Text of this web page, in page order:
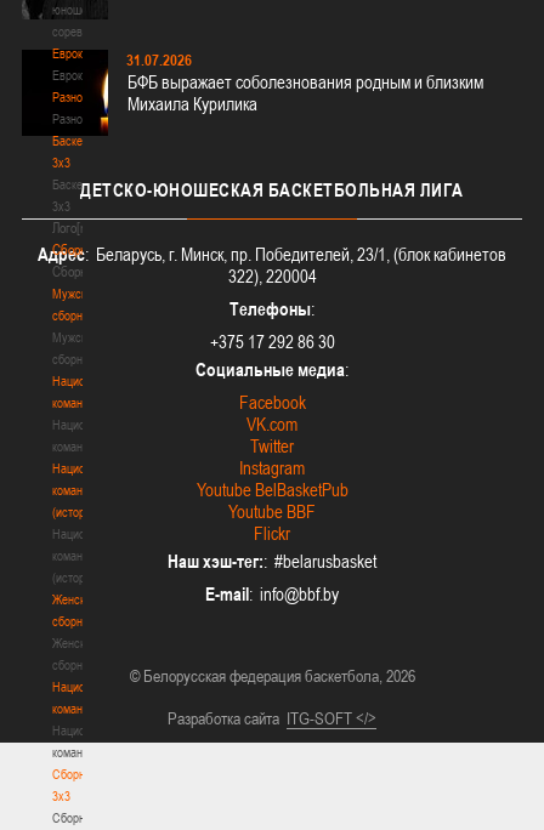
юношеские
соревнования
Еврокубки
Еврокубки
Разное
Разное
Баскетбол
3х3
Баскетбол
3х3
Лого[modid=121]
Сборные
Сборные
Мужские
сборные
Мужские
сборные
Национальная
команда
Национальная
команда
Национальная
команда
(история)
Национальная
команда
(история)
Женские
сборные
Женские
сборные
Национальная
команда
Национальная
команда
Сборные
3х3
Сборные
31.07.2026
БФБ выражает соболезнования родным и близким
Михаила Курилика
ДЕТСКО-ЮНОШЕСКАЯ БАСКЕТБОЛЬНАЯ ЛИГА
Адрес: Беларусь, г. Минск, пр. Победителей, 23/1, (блок кабинетов
322), 220004
Телефоны:
+375 17 292 86 30
Социальные медиа:
Facebook
VK.com
Twitter
Instagram
Youtube BelBasketPub
Youtube BBF
Flickr
Наш хэш-тег:: #belarusbasket
E-mail:
© Белорусская федерация баскетбола, 2026
Разработка сайта ITG-SOFT </>